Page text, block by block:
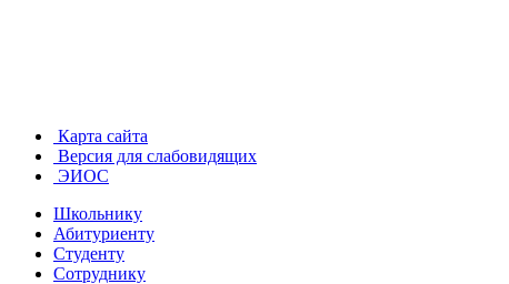
Карта сайта
Версия для слабовидящих
ЭИОС
Школьнику
Абитуриенту
Студенту
Сотруднику